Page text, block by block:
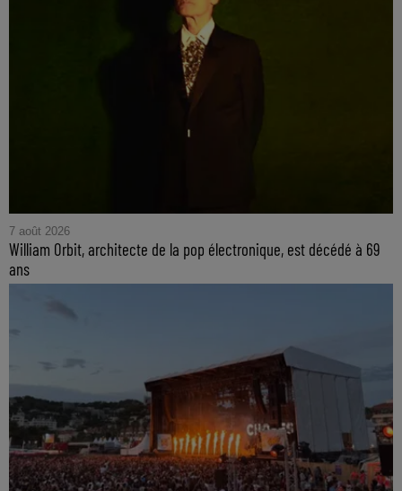
7 août 2026
William Orbit, architecte de la pop électronique, est décédé à 69
ans